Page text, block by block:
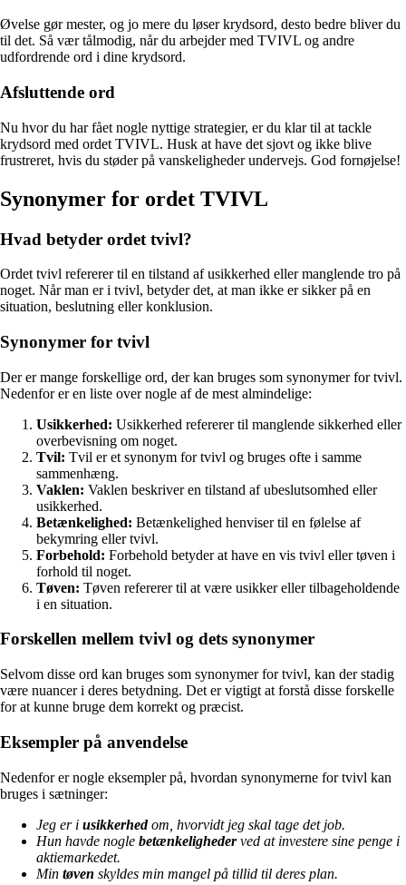
Øvelse gør mester, og jo mere du løser krydsord, desto bedre bliver du
til det. Så vær tålmodig, når du arbejder med TVIVL og andre
udfordrende ord i dine krydsord.
Afsluttende ord
Nu hvor du har fået nogle nyttige strategier, er du klar til at tackle
krydsord med ordet TVIVL. Husk at have det sjovt og ikke blive
frustreret, hvis du støder på vanskeligheder undervejs. God fornøjelse!
Synonymer for ordet TVIVL
Hvad betyder ordet tvivl?
Ordet tvivl refererer til en tilstand af usikkerhed eller manglende tro på
noget. Når man er i tvivl, betyder det, at man ikke er sikker på en
situation, beslutning eller konklusion.
Synonymer for tvivl
Der er mange forskellige ord, der kan bruges som synonymer for tvivl.
Nedenfor er en liste over nogle af de mest almindelige:
Usikkerhed: Usikkerhed refererer til manglende sikkerhed eller
overbevisning om noget.
Tvil: Tvil er et synonym for tvivl og bruges ofte i samme
sammenhæng.
Vaklen: Vaklen beskriver en tilstand af ubeslutsomhed eller
usikkerhed.
Betænkelighed: Betænkelighed henviser til en følelse af
bekymring eller tvivl.
Forbehold: Forbehold betyder at have en vis tvivl eller tøven i
forhold til noget.
Tøven: Tøven refererer til at være usikker eller tilbageholdende
i en situation.
Forskellen mellem tvivl og dets synonymer
Selvom disse ord kan bruges som synonymer for tvivl, kan der stadig
være nuancer i deres betydning. Det er vigtigt at forstå disse forskelle
for at kunne bruge dem korrekt og præcist.
Eksempler på anvendelse
Nedenfor er nogle eksempler på, hvordan synonymerne for tvivl kan
bruges i sætninger:
Jeg er i usikkerhedom, hvorvidt jeg skal tage det job.
Hun havde nogle betænkelighederved at investere sine penge i
aktiemarkedet.
Min tøven skyldes min mangel på tillid til deres plan.